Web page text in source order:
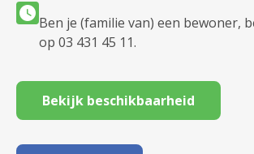
Ben je (familie van) een bewoner,
op 03 431 45 11.
Bekijk beschikbaarheid